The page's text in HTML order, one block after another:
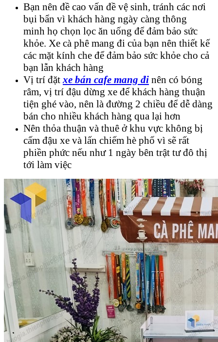
Bạn nên đề cao vấn đề vệ sinh, tránh các nơi
bụi bẩn vì khách hàng ngày càng thông
minh họ chọn lọc ăn uống để đảm bảo sức
khỏe. Xe cà phê mang đi của bạn nên thiết kế
các mặt kính che để đảm bảo sức khỏe cho cả
bạn lẫn khách hàng
Vị trí đặtxe bán cafe mang đi nên có bóng
râm, vị trí đậu dừng xe để khách hàng thuận
tiện ghé vào, nên là đường 2 chiều để dễ dàng
bán cho nhiều khách hàng qua lại hơn
Nên thỏa thuận và thuê ở khu vực không bị
cấm đậu xe và lấn chiếm hè phố vì sẽ rất
phiền phức nếu như 1 ngày bên trật tư đô thị
tới làm việc